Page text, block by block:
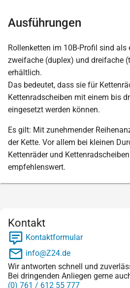
Ausführungen
Rollenketten im 10B-Profil sind
zweifache (duplex) und dreifache
erhältlich.
Das bedeutet, dass sie für
Kettenradscheiben mit einem bis
eingesetzt werden können.
Es gilt: Mit zunehmender
der Kette. Vor allem bei kleinen
Kettenräder und
empfehlenswert.
Kontakt
Kontaktformular
info@Z24.de
Wir antworten schnell und
Bei dringenden Anliegen gerne
(0) 761 / 612 55 777